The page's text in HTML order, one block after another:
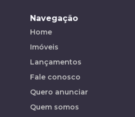
Navegação
Home
Imóveis
Lançamentos
Fale conosco
Quero anunciar
Quem somos